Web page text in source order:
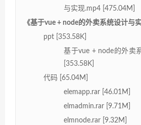
与实现.mp4 [475.04M]
《基于vue + node的外卖系统设计与
ppt [353.58K]
基于vue + node的外卖
[353.58K]
代码 [65.04M]
elemapp.rar [46.01M]
elmadmin.rar [9.71M]
elmnode.rar [9.32M]